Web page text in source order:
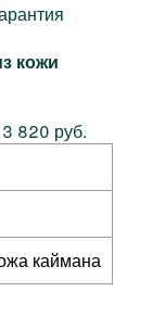
кожи
820 руб.
каймана